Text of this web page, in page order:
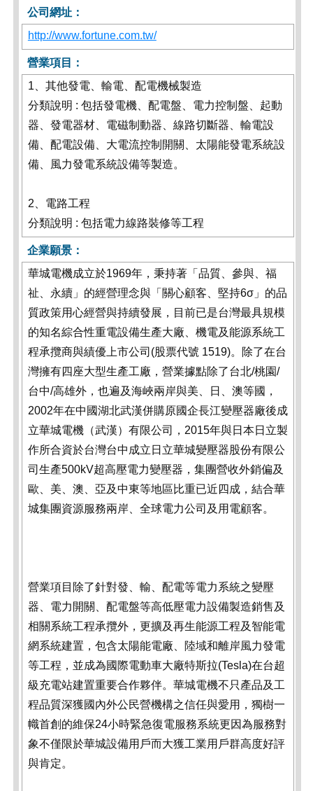
公司網址：
http://www.fortune.com.tw/
營業項目：
1、其他發電、輸電、配電機械製造
分類說明 : 包括發電機、配電盤、電力控制盤、起動
器、發電器材、電磁制動器、線路切斷器、輸電設
備、配電設備、大電流控制開關、太陽能發電系統設
備、風力發電系統設備等製造。
2、電路工程
分類說明 : 包括電力線路裝修等工程
企業願景：
華城電機成立於1969年，秉持著「品質、參與、福
祉、永續」的經營理念與「關心顧客、堅持6σ」的品
質政策用心經營與持續發展，目前已是台灣最具規模
的知名綜合性重電設備生產大廠、機電及能源系統工
程承攬商與績優上市公司(股票代號 1519)。除了在台
灣擁有四座大型生產工廠，營業據點除了台北/桃園/
台中/高雄外，也遍及海峽兩岸與美、日、澳等國，
2002年在中國湖北武漢併購原國企長江變壓器廠後成
立華城電機（武漢）有限公司，2015年與日本日立製
作所合資於台灣台中成立日立華城變壓器股份有限公
司生產500kV超高壓電力變壓器，集團營收外銷偏及
歐、美、澳、亞及中東等地區比重已近四成，結合華
城集團資源服務兩岸、全球電力公司及用電顧客。
營業項目除了針對發、輸、配電等電力系統之變壓
器、電力開關、配電盤等高低壓電力設備製造銷售及
相關系統工程承攬外，更擴及再生能源工程及智能電
網系統建置，包含太陽能電廠、陸域和離岸風力發電
等工程，並成為國際電動車大廠特斯拉(Tesla)在台超
級充電站建置重要合作夥伴。華城電機不只產品及工
程品質深獲國內外公民營機構之信任與愛用，獨樹一
幟首創的維保24小時緊急復電服務系統更因為服務對
象不僅限於華城設備用戶而大獲工業用戶群高度好評
與肯定。